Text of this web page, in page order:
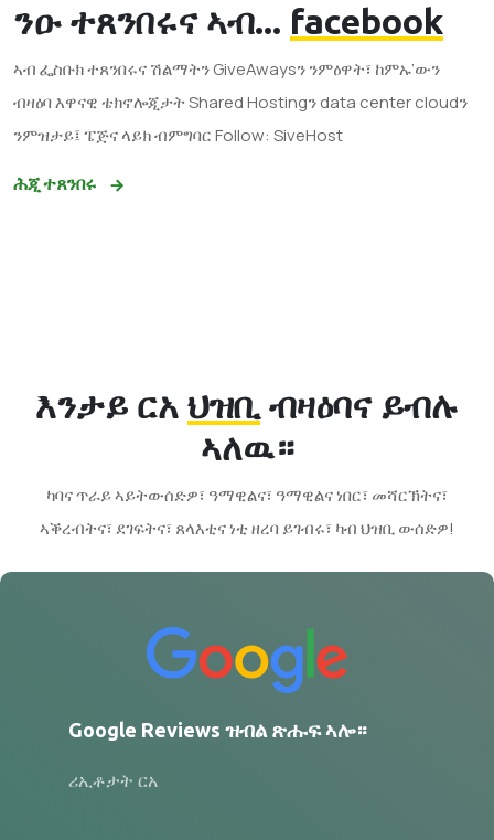
ንዑ ተጸንበሩና ኣብ... facebook
ኣብ ፌስቡክ ተጸንበሩና ሽልማትን GiveAwaysን ንምዕዋት፣ ከምኡ’ውን
ብዛዕባ እዋናዊ ቴክኖሎጂታት Shared Hostingን data center cloudን
ንምዝታይ፤ ፔጅና ላይክ ብምግባር Follow: SiveHost
ሕጂ ተጸንበሩ
እንታይ ርአ ህዝቢ ብዛዕባና ይብሉ
ኣለዉ።
ካባና ጥራይ ኣይትውሰድዎ፣ ዓማዊልና፣ ዓማዊልና ነበር፣ መሻርኽትና፣
ኣቕረብትና፣ ደገፍትና፣ ጸላእቲና ነቲ ዘረባ ይገብሩ፣ ካብ ህዝቢ ውሰድዎ!
Google Reviews ዝብል ጽሑፍ ኣሎ።
ሪኢቶታት ርአ